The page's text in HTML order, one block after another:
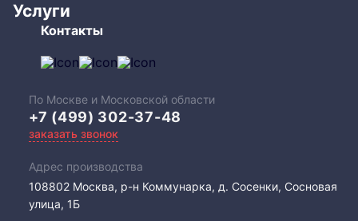
Услуги
Контакты
По Москве и Московской области
+7 (499) 302-37-48
заказать звонок
Адрес производства
108802​ Москва, р-н Коммунарка, д. Сосенки, Сосновая
улица, 1Б